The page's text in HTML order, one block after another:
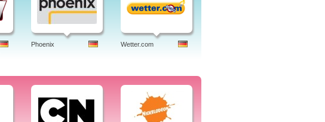
Phoenix Wetter.com